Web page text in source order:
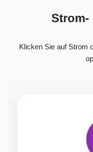
Strom-
Klicken Sie auf Strom